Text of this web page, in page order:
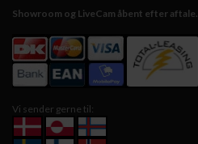
Showroom og LiveCam åbent efter aftale.
Vi sender gerne til: